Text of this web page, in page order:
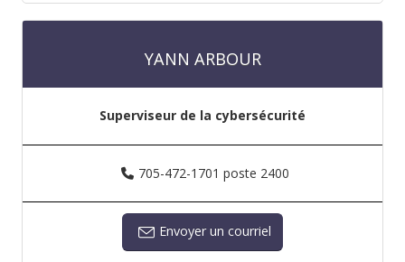
YANN ARBOUR
Superviseur de la cybersécurité
705-472-1701 poste 2400
Envoyer un courriel